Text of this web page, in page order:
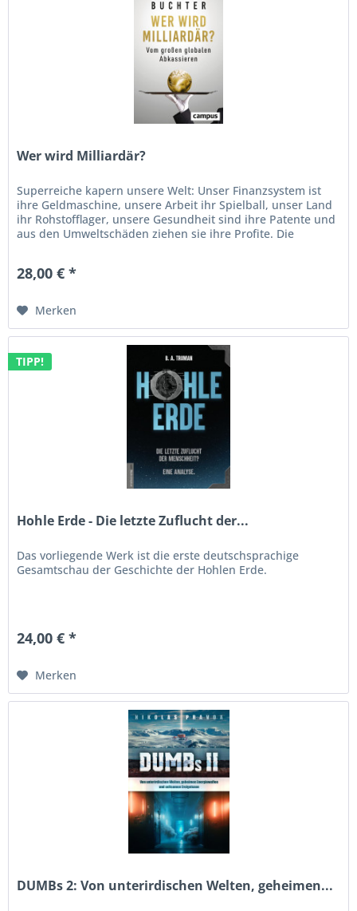
Wer wird Milliardär?
Superreiche kapern unsere Welt: Unser Finanzsystem ist
ihre Geldmaschine, unsere Arbeit ihr Spielball, unser Land
ihr Rohstofflager, unsere Gesundheit sind ihre Patente und
aus den Umweltschäden ziehen sie ihre Profite. Die
28,00 € *
Merken
TIPP!
Hohle Erde - Die letzte Zuflucht der...
Das vorliegende Werk ist die erste deutschsprachige
Gesamtschau der Geschichte der Hohlen Erde.
24,00 € *
Merken
DUMBs 2: Von unterirdischen Welten, geheimen...